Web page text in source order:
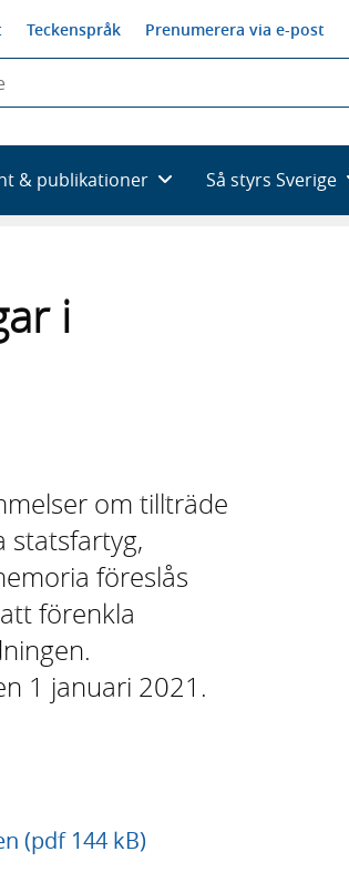
Teckenspråk Prenumerera via e-post
& publikationer Så styrs Sverige
i
om tillträde
statsfartyg,
föreslås
förenkla
1 januari 2021.
(pdf 144 kB)